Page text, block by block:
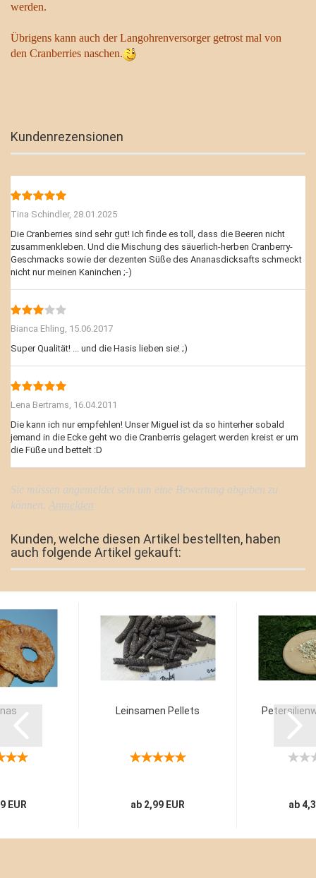
werden.
Übrigens kann auch der Langohrenversorger getrost mal von
den Cranberries naschen.
Kundenrezensionen
Tina Schindler, 28.01.2025
Die Cranberries sind sehr gut! Ich finde es toll, dass die Beeren nicht
zusammenkleben. Und die Mischung des säuerlich-herben Cranberry-
Geschmacks sowie der dezenten Süße des Ananasdicksafts schmeckt
nicht nur meinen Kaninchen ;-)
Bianca Ehling, 15.06.2017
Super Qualität! ... und die Hasis lieben sie! ;)
Lena Bertrams, 16.04.2011
Die kann ich nur empfehlen! Unser Miguel ist da so hinterher sobald
jemand in die Ecke geht wo die Cranberris gelagert werden kreist er um
die Füße und bettelt :D
Sie müssen angemeldet sein um eine Bewertung abgeben zu
können. Anmelden
Kunden, welche diesen Artikel bestellten, haben
auch folgende Artikel gekauft:
EUR
Leinsamen Pellets
ab 2,99 EUR ab